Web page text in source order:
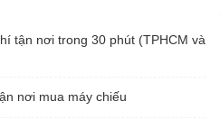
tận nơi trong 30 phút (TPHCM và
nơi mua máy chiếu